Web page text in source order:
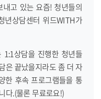
고 있는 요즘! 청년들의
년상담센터 위드WITH가
1:1상담을 진행한 청년들
은 끝났을지라도 좀 더 자
한 후속 프로그램들을 통
다.(물론 무료로요!)